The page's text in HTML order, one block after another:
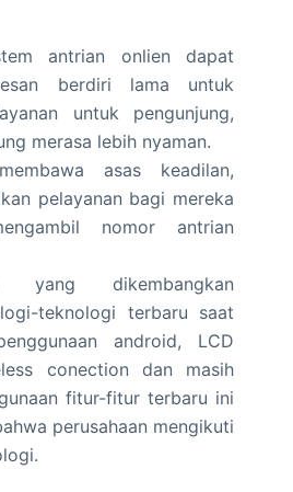
antrian onlien dapat
berdiri lama untuk
untuk pengunjung,
merasa lebih nyaman.
asas keadilan,
pelayanan bagi mereka
nomor antrian
yang dikembangkan
teknologi terbaru saat
android, LCD
conection dan masih
fitur-fitur terbaru ini
perusahaan mengikuti